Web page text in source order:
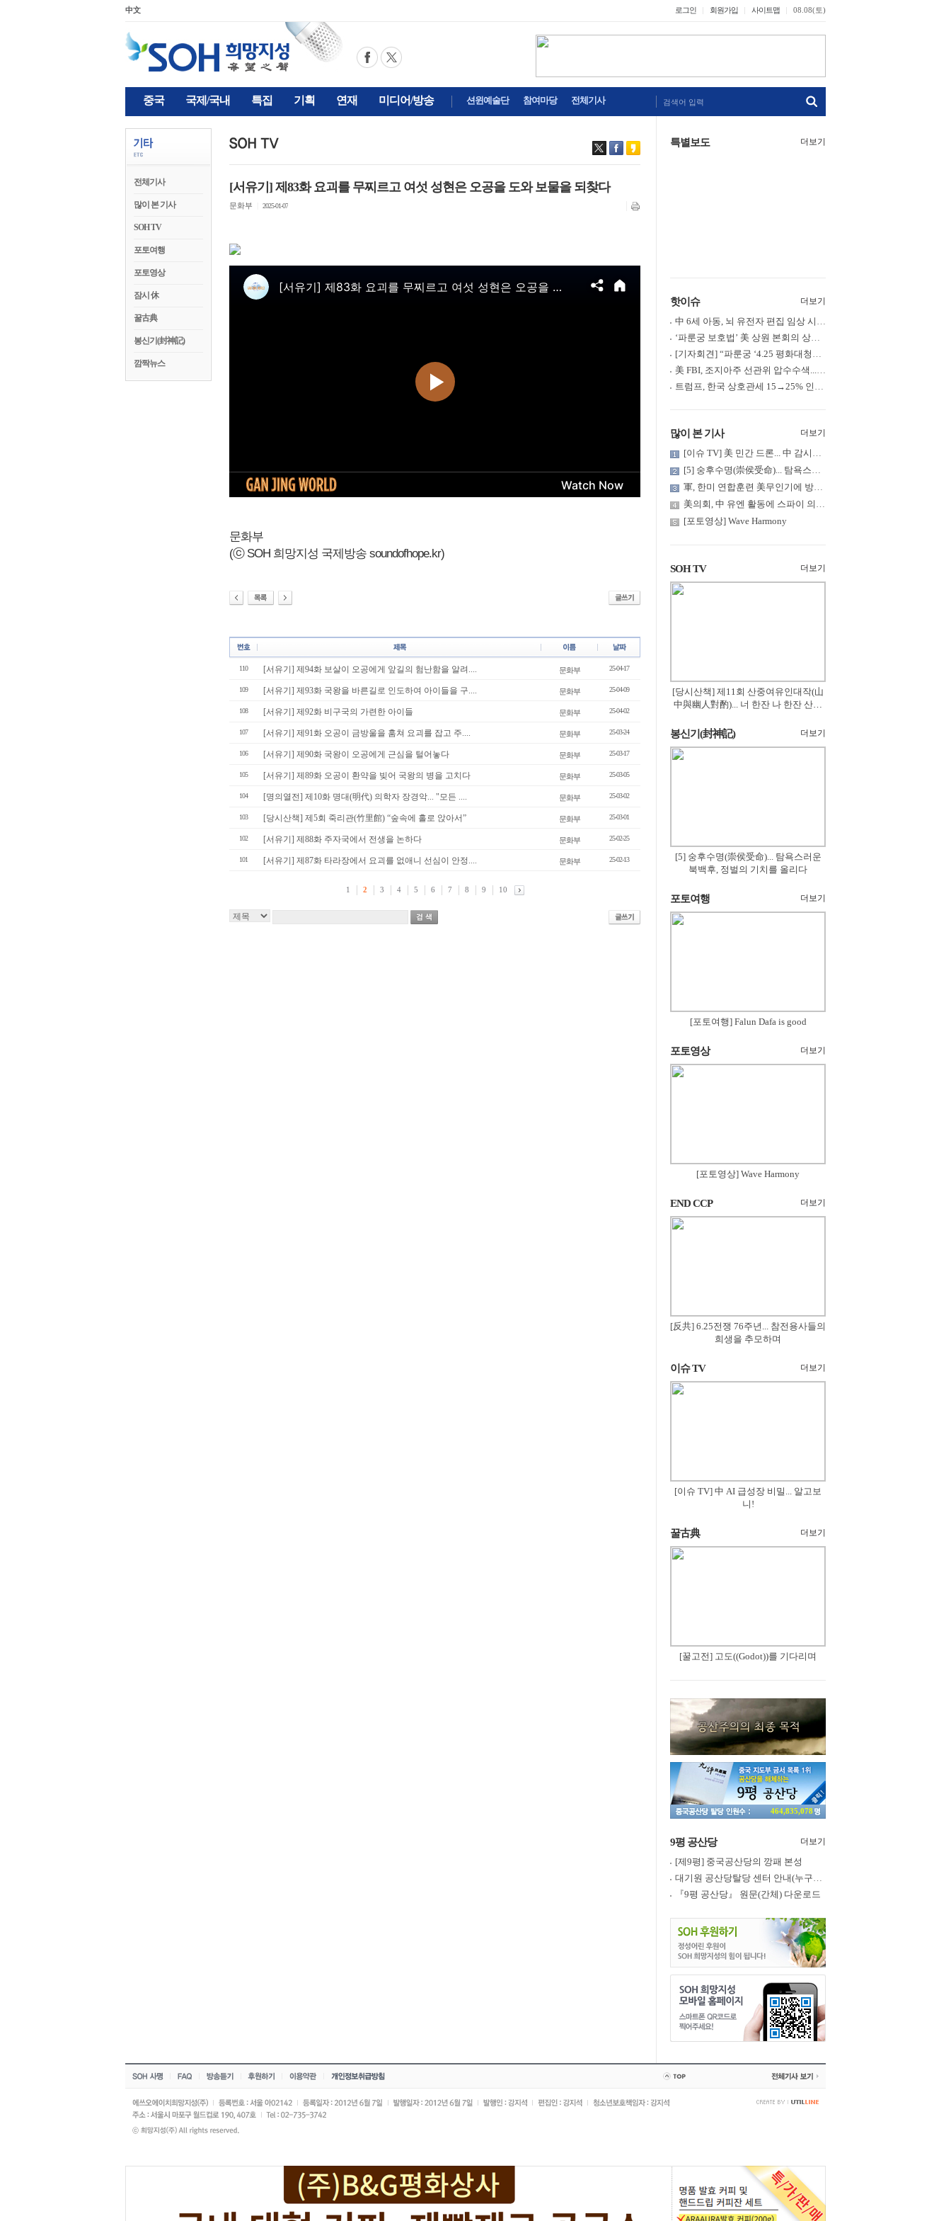
中文 로그인 회원가입 사이트맵 08.08(토)
중국 국제/국내 특집 기획 연재 미디어/방송 션윈예술단 참여마당 전체기사 검색어 입력
전체기사
많이 본 기사
SOH TV
포토여행
포토영상
잠시 休
꿀古典
봉신기(封神記)
깜짝뉴스
[서유기] 제83화 요괴를 무찌르고 여섯 성현은 오공을 도와 보물을 되찾다
문화부 2025-01-07
문화부
(ⓒ SOH 희망지성 국제방송 soundofhope.kr)
110 [서유기] 제94화 보살이 오공에게 앞길의 험난함을 알려.... 문화부 25-04-17
109 [서유기] 제93화 국왕을 바른길로 인도하여 아이들을 구.... 문화부 25-04-09
108 [서유기] 제92화 비구국의 가련한 아이들 문화부 25-04-02
107 [서유기] 제91화 오공이 금방울을 훔쳐 요괴를 잡고 주.... 문화부 25-03-24
106 [서유기] 제90화 국왕이 오공에게 근심을 털어놓다 문화부 25-03-17
105 [서유기] 제89화 오공이 환약을 빚어 국왕의 병을 고치다 문화부 25-03-05
104 [명의열전] 제10화 명대(明代) 의학자 장경악... "모든 .... 문화부 25-03-02
103 [당시산책] 제5회 죽리관(竹里館) “숲속에 홀로 앉아서” 문화부 25-03-01
102 [서유기] 제88화 주자국에서 전생을 논하다 문화부 25-02-25
101 [서유기] 제87화 타라장에서 요괴를 없애니 선심이 안정.... 문화부 25-02-13
1 2 3 4 5 6 7 8 9 10
특별보도 더보기
핫이슈 더보기
中 6세 아동, 뇌 유전자 편집 임상 시험 중 사망... 의료진 1년간 ....
‘파룬궁 보호법’ 美 상원 본회의 상정... 최종 입법 ‘초읽기’
[기자회견] “파룬궁 ‘4.25 평화대청원’ 기념 & 중공의 션윈 공연 .....
美 FBI, 조지아주 선관위 압수수색... 트럼프 “부정선거 증거 확보....
트럼프, 한국 상호관세 15→25% 인상... “韓 국회 무력합의 미비준”....
많이 본 기사 더보기
[이슈 TV] 美 민간 드론... 中 감시망 뚫고 군함 근접 촬영
[5] 숭후수명(崇侯受命)... 탐욕스러운 북백후, 정벌의 기치를 올.....
軍, 한미 연합훈련 美무인기에 방공태세 발령... 왜?
美의회, 中 유엔 활동에 스파이 의혹 제기
[포토영상] Wave Harmony
SOH TV 더보기
[당시산책] 제11회 산중여유인대작(山
中與幽人對酌)... 너 한잔 나 한잔 산의
봉신기(封神記) 더보기
[5] 숭후수명(崇侯受命)... 탐욕스러운
북백후, 정벌의 기치를 올리다
포토여행 더보기
[포토여행] Falun Dafa is good
포토영상 더보기
[포토영상] Wave Harmony
END CCP 더보기
[反共] 6.25전쟁 76주년... 참전용사들의
희생을 추모하며
이슈 TV 더보기
[이슈 TV] 中 AI 급성장 비밀... 알고보
니!
꿀古典 더보기
[꿀고전] 고도((Godot))를 기다리며
464,835,078
9평 공산당 더보기
[제9평] 중국공산당의 깡패 본성
대기원 공산당탈당 센터 안내(누구나 쉽게 退黨, 退團, 退隊 가능)
『9평 공산당』 원문(간체) 다운로드